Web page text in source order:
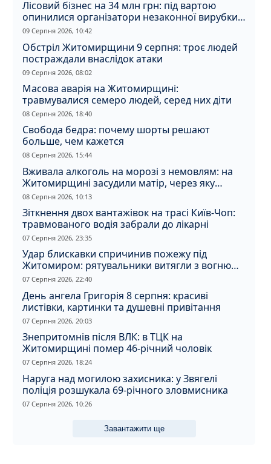
Лісовий бізнес на 34 млн грн: під вартою
опинилися організатори незаконної вирубки
на Житомирщині
09 Серпня 2026, 10:42
Обстріл Житомирщини 9 серпня: троє людей
постраждали внаслідок атаки
09 Серпня 2026, 08:02
Масова аварія на Житомирщині:
травмувалися семеро людей, серед них діти
08 Серпня 2026, 18:40
Свобода бедра: почему шорты решают
больше, чем кажется
08 Серпня 2026, 15:44
Вживала алкоголь на морозі з немовлям: на
Житомирщині засудили матір, через яку
дитина отримала обмороження
08 Серпня 2026, 10:13
Зіткнення двох вантажівок на трасі Київ-Чоп:
травмованого водія забрали до лікарні
07 Серпня 2026, 23:35
Удар блискавки спричинив пожежу під
Житомиром: рятувальники витягли з вогню
кота
07 Серпня 2026, 22:40
День ангела Григорія 8 серпня: красиві
листівки, картинки та душевні привітання
07 Серпня 2026, 20:03
Знепритомнів після ВЛК: в ТЦК на
Житомирщині помер 46-річний чоловік
07 Серпня 2026, 18:24
Наруга над могилою захисника: у Звягелі
поліція розшукала 69-річного зловмисника
07 Серпня 2026, 10:26
Завантажити ще